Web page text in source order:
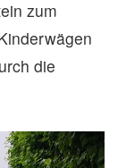
zum
die